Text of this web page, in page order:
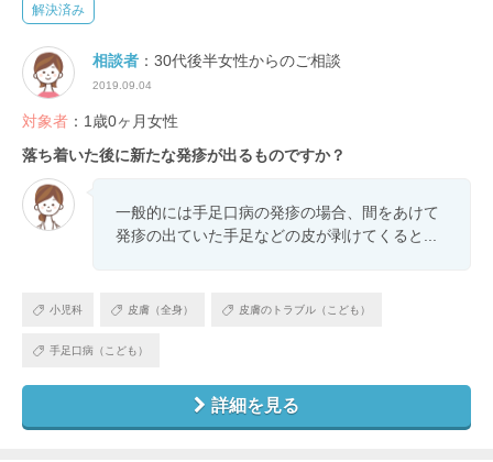
解決済み
相談者 ：30代後半女性からのご相談
2019.09.04
対象者 ：1歳0ヶ月女性
落ち着いた後に新たな発疹が出るものですか？
一般的には手足口病の発疹の場合、間をあけて
発疹の出ていた手足などの皮が剥けてくると...
小児科 皮膚（全身） 皮膚のトラブル（こども）
手足口病（こども）
詳細を見る